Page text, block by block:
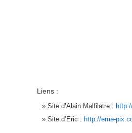
Liens :
Site d’Alain Malfilatre :
Site d’Eric : http://eme-